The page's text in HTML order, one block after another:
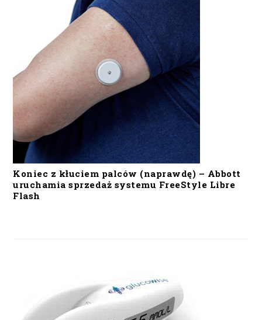
Koniec z kłuciem palców (naprawdę) – Abbott
uruchamia sprzedaż systemu FreeStyle Libre
Flash